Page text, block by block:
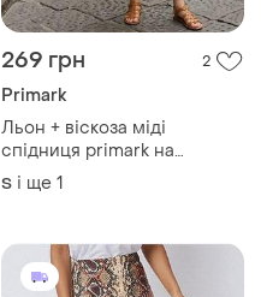
269 грн 2
Primark
Льон + віскоза міді
спідниця primark на
гудзиках
S і ще 1